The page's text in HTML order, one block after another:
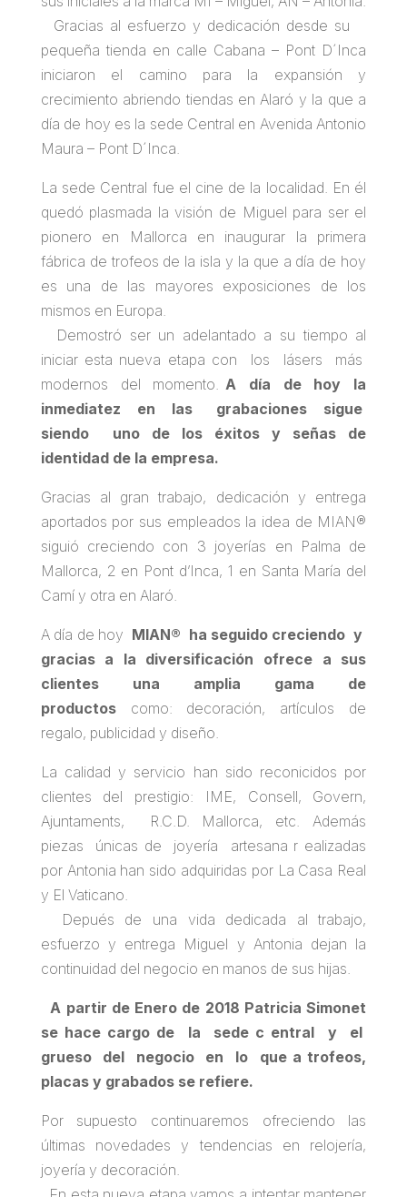
Gracias al esfuerzo y dedicación desde su
pequeña tienda en calle Cabana – Pont D´Inca
iniciaron el camino para la expansión y
crecimiento abriendo tiendas en Alaró y la que a
día de hoy es la sede Central en Avenida Antonio
Maura – Pont D´Inca.
La sede Central fue el cine de la localidad. En él
quedó plasmada la visión de Miguel para ser el
pionero en Mallorca en inaugurar la primera
fábrica de trofeos de la isla y la que a día de hoy
es una de las mayores exposiciones de los
mismos en Europa.
Demostró ser un adelantado a su tiempo al
iniciar esta nueva etapa con los lásers más
modernos del momento. A día de hoy la
inmediatez en las grabaciones sigue
siendo uno de los éxitos y señas de
identidad de la empresa.
Gracias al gran trabajo, dedicación y entrega
aportados por sus empleados la idea de MIAN®
siguió creciendo con 3 joyerías en Palma de
Mallorca, 2 en Pont d’Inca, 1 en Santa María del
Camí y otra en Alaró.
A día de hoy MIAN® ha seguido creciendo y
gracias a la diversificación ofrece a sus
clientes una amplia gama de
productoscomo: decoración, artículos de
regalo, publicidad y diseño.
La calidad y servicio han sido reconicidos por
clientes del prestigio: IME, Consell, Govern,
Ajuntaments, R.C.D. Mallorca, etc. Además
piezas únicas de joyería artesana r ealizadas
por Antonia han sido adquiridas por La Casa Real
y El Vaticano.
Depués de una vida dedicada al trabajo,
esfuerzo y entrega Miguel y Antonia dejan la
continuidad del negocio en manos de sus hijas.
A partir de Enero de 2018 Patricia Simonet
se hace cargo de la sede c entral y el
grueso del negocio en lo que a trofeos,
placas y grabados se refiere.
Por supuesto continuaremos ofreciendo las
últimas novedades y tendencias en relojería,
joyería y decoración.